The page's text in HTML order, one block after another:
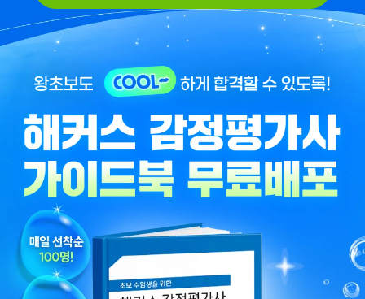
해커스에서 시작했으면
더 빨리 합격하지
않았을까 생각하고,
주변 분들에게도
감정평가사 시작은
추천합니다.
합격생 김*훈님
해커스 여지훈
평가사님의 기출강의와
GS를 통해 넉넉한 실무
있었습니다.
합격생 김*인님
해커스의 선생님들의
강의력이 너무 좋았어요.
덕분에 노베이스로
합격할 수 있었습니다.
해커스의 선생님들이
직접 답안을 봐주시고
피드백 해주셔서 합격할
수 있었습니다.